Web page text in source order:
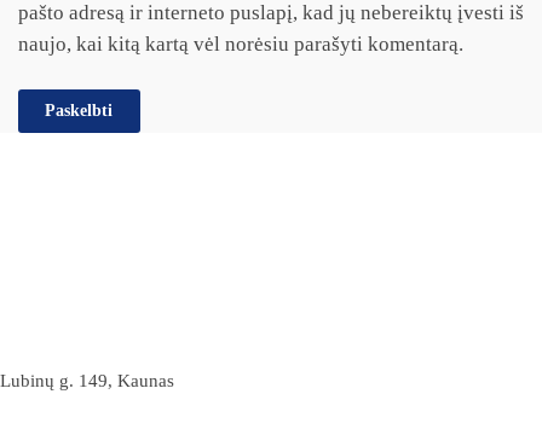
pašto adresą ir interneto puslapį, kad jų nebereiktų įvesti iš
naujo, kai kitą kartą vėl norėsiu parašyti komentarą.
Lubinų g. 149, Kaunas